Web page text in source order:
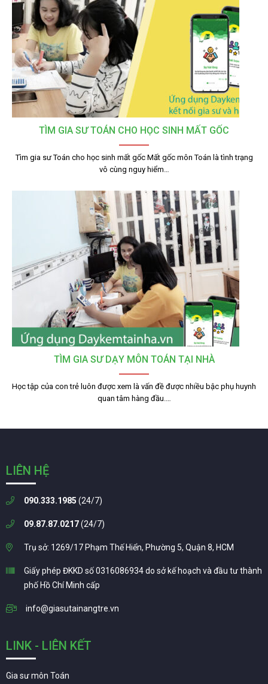
TÌM GIA SƯ TOÁN CHO HỌC SINH MẤT GỐC
Tìm gia sư Toán cho học sinh mất gốc Mất gốc môn Toán là tình trạng
vô cùng nguy hiểm…
TÌM GIA SƯ DẠY MÔN TOÁN TẠI NHÀ
Học tập của con trẻ luôn được xem là vấn đề được nhiều bậc phụ huynh
quan tâm hàng đầu.…
LIÊN HỆ
090.333.1985 (24/7)
09.87.87.0217(24/7)
Trụ sở: 1269/17 Phạm Thế Hiển, Phường 5, Quận 8, HCM
Giấy phép ĐKKD số 0316086934 do sở kế hoạch và đầu tư thành
phố Hồ Chí Minh cấp
info@giasutainangtre.vn
LINK - LIÊN KẾT
Gia sư môn Toán